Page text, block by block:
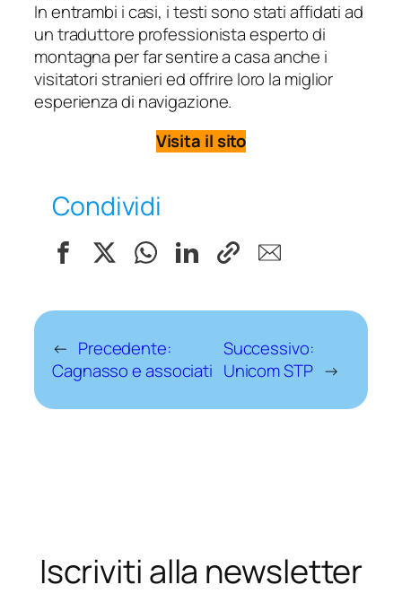
In entrambi i casi, i testi sono stati affidati ad
un traduttore professionista esperto di
montagna per far sentire a casa anche i
visitatori stranieri ed offrire loro la miglior
esperienza di navigazione.
Visita il sito
Condividi
← Precedente:
Cagnasso e associati
Successivo:
Unicom STP →
Iscriviti alla newsletter